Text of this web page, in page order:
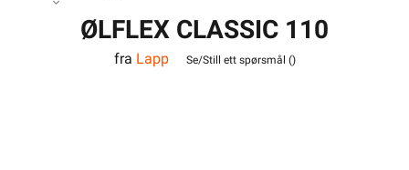
ØLFLEX CLASSIC 110
3G0,5
fra Lapp Se/Still ett spørsmål ()